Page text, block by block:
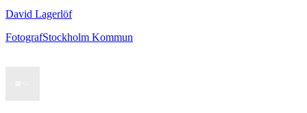
David Lagerlöf
FotografStockholm Kommun